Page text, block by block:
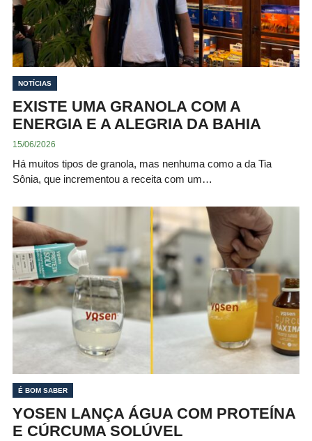
NOTÍCIAS
EXISTE UMA GRANOLA COM A
ENERGIA E A ALEGRIA DA BAHIA
15/06/2026
Há muitos tipos de granola, mas nenhuma como a da Tia
Sônia, que incrementou a receita com um…
É BOM SABER
YOSEN LANÇA ÁGUA COM PROTEÍNA
E CÚRCUMA SOLÚVEL